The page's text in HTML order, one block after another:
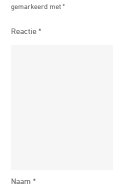
gemarkeerd met*
Reactie*
Naam*